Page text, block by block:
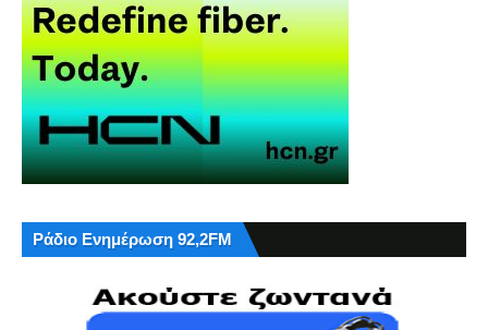
Ράδιο Ενημέρωση 92,2FM